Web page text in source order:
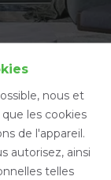
nous et
les cookies
de l'appareil.
autorisez, ainsi
telles